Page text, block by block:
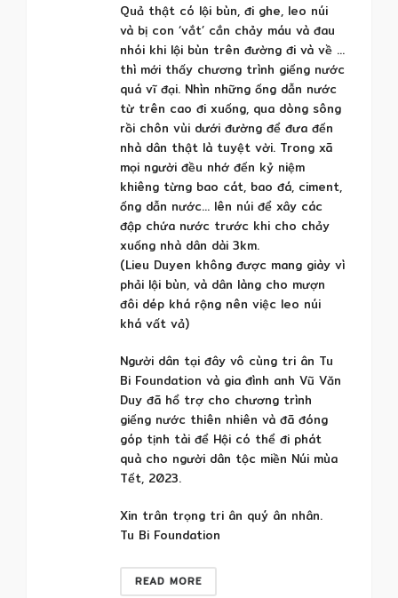
Quả thật có lội bùn, đi ghe, leo núi
và bị con ‘vắt’ cắn chảy máu và đau
nhói khi lội bùn trên đường đi và về …
thì mới thấy chương trình giếng nước
quá vĩ đại. Nhìn những ống dẫn nước
từ trên cao đi xuống, qua dòng sông
rồi chôn vùi dưới đường để đưa đến
nhà dân thật là tuyệt vời. Trong xã
mọi người đều nhớ đến kỷ niệm
khiêng từng bao cát, bao đá, ciment,
ống dẫn nước… lên núi để xây các
đập chứa nước trước khi cho chảy
xuống nhà dân dài 3km.
(Lieu Duyen không được mang giày vì
phải lội bùn, và dân làng cho mượn
đôi dép khá rộng nên việc leo núi
khá vất vả)
Người dân tại đây vô cùng tri ân Tu
Bi Foundation và gia đình anh Vũ Văn
Duy đã hổ trợ cho chương trình
giếng nước thiên nhiên và đã đóng
góp tịnh tài để Hội có thể đi phát
quà cho người dân tộc miền Núi mùa
Tết, 2023.
Xin trân trọng tri ân quý ân nhân.
Tu Bi Foundation
READ MORE